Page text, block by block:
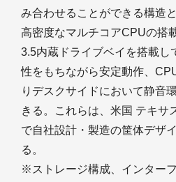
み合わせることができる構造
高密度なマルチコアCPUの搭
3.5内蔵ドライブベイを搭載し
性をもちながら安定動作、
りデスクサイドにおいて静音
きる。これらは、米国 テキサ
で自社設計・製造の筐体デザ
る。
※ストレージ構成、インター